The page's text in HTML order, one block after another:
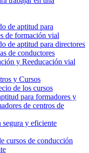
de aptitud para
de formación vial
de aptitud para directores
de conductores
y Reeducación vial
y Cursos
de los cursos
para formadores y
de centros de
segura y eficiente
cursos de conducción